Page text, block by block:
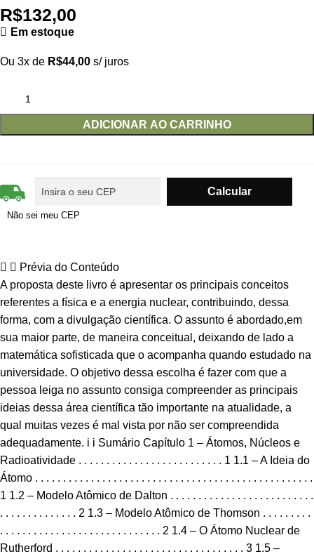
R$132,00
Em estoque
Ou 3x de R$44,00 s/ juros
ADICIONAR AO CARRINHO
Não sei meu CEP
Prévia do Conteúdo
A proposta deste livro é apresentar os principais conceitos
referentes a física e a energia nuclear, contribuindo, dessa
forma, com a divulgação científica. O assunto é abordado,em
sua maior parte, de maneira conceitual, deixando de lado a
matemática sofisticada que o acompanha quando estudado na
universidade. O objetivo dessa escolha é fazer com que a
pessoa leiga no assunto consiga compreender as principais
ideias dessa área científica tão importante na atualidade, a
qual muitas vezes é mal vista por não ser compreendida
adequadamente. i i Sumário Capítulo 1 – Átomos, Núcleos e
Radioatividade . . . . . . . . . . . . . . . . . . . . . . . . . . 1 1.1 – A Ideia do
Átomo . . . . . . . . . . . . . . . . . . . . . . . . . . . . . . . . . . . . . . . . . . . . . . . . . .
1 1.2 – Modelo Atômico de Dalton . . . . . . . . . . . . . . . . . . . . . . . . . .
. . . . . . . . . . . . . . 2 1.3 – Modelo Atômico de Thomson . . . . . . . . .
. . . . . . . . . . . . . . . . . . . . . . . . . . . . . 2 1.4 – O Átomo Nuclear de
Rutherford . . . . . . . . . . . . . . . . . . . . . . . . . . . . . . . . . . 3 1.5 –